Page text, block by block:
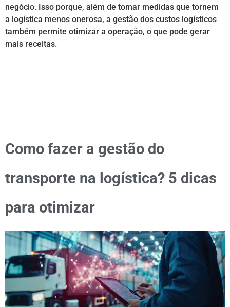
negócio. Isso porque, além de tomar medidas que tornem
a logística menos onerosa, a gestão dos custos logísticos
também permite otimizar a operação, o que pode gerar
mais receitas.
Como fazer a gestão do
transporte na logística? 5 dicas
para otimizar